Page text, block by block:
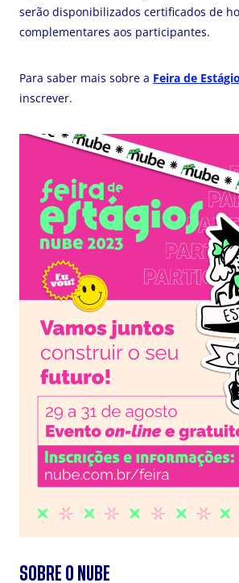
serão disponibilizados certificados de
complementares aos participantes.
Para saber mais sobre a Feira de
inscrever.
SOBRE O NUBE